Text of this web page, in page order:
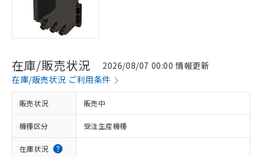
在庫/販売状況
2026/08/07 00:00 情報更新
在庫/販売状況 ご利用条件
販売状況 販売中
機種区分 受注生産機種
在庫状況